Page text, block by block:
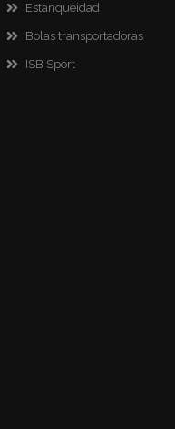
Estanqueidad
Bolas transportadoras
ISB Sport